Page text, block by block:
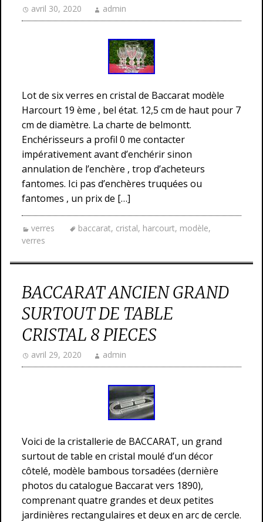
avril 30, 2020 admin
Lot de six verres en cristal de Baccarat modèle
Harcourt 19 ème , bel état. 12,5 cm de haut pour 7
cm de diamètre. La charte de belmontt.
Enchérisseurs a profil 0 me contacter
impérativement avant d’enchérir sinon
annulation de l’enchère , trop d’acheteurs
fantomes. Ici pas d’enchères truquées ou
fantomes , un prix de […]
verres baccarat, cristal, harcourt, modèle,
verres
BACCARAT ANCIEN GRAND
SURTOUT DE TABLE
CRISTAL 8 PIECES
avril 29, 2020 admin
Voici de la cristallerie de BACCARAT, un grand
surtout de table en cristal moulé d’un décor
côtelé, modèle bambous torsadées (dernière
photos du catalogue Baccarat vers 1890),
comprenant quatre grandes et deux petites
jardinières rectangulaires et deux en arc de cercle.